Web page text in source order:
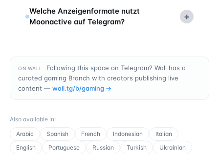
Welche Anzeigenformate nutzt
Moonactive auf Telegram?
+
ON WALL
Following this space on Telegram? Wall has a
curated gaming Branch with creators publishing live
content — wall.tg/b/gaming →
Also available in:
Arabic
Spanish French Indonesian
Italian
English
Portuguese Russian Turkish Ukrainian